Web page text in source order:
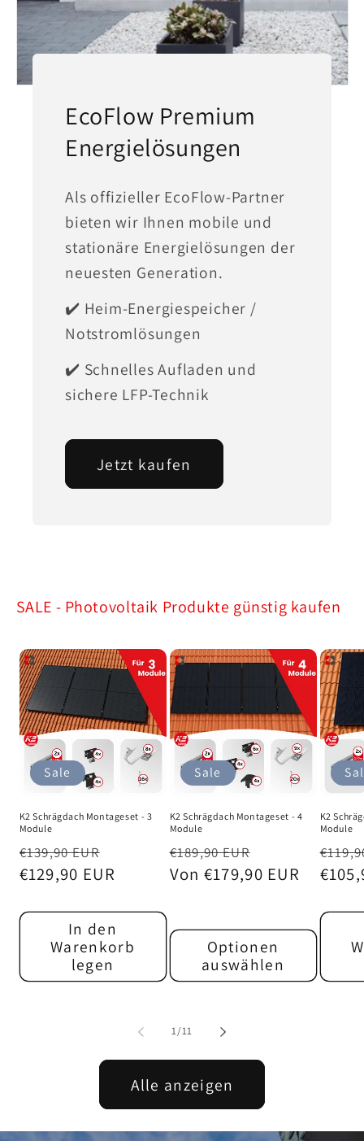
EcoFlow Premium
Energielösungen
Als offizieller EcoFlow-Partner
bieten wir Ihnen mobile und
stationäre Energielösungen der
neuesten Generation.
✔️ Heim-Energiespeicher /
Notstromlösungen
✔️ Schnelles Aufladen und
sichere LFP-Technik
Jetzt kaufen
SALE - Photovoltaik Produkte günstig kaufen
Sale
K2 Schrägdach Montageset - 3
Module
Normaler
Preis
€139,90 EUR
Verkaufspreis
€129,90 EUR
In den
Warenkorb
legen
Sale
K2 Schrägdach Montageset - 4
Module
Normaler
Preis
€189,90 EUR
Von €179,90 EUR
Optionen
auswählen
K2
Module
Preis
1/von
11
Alle anzeigen